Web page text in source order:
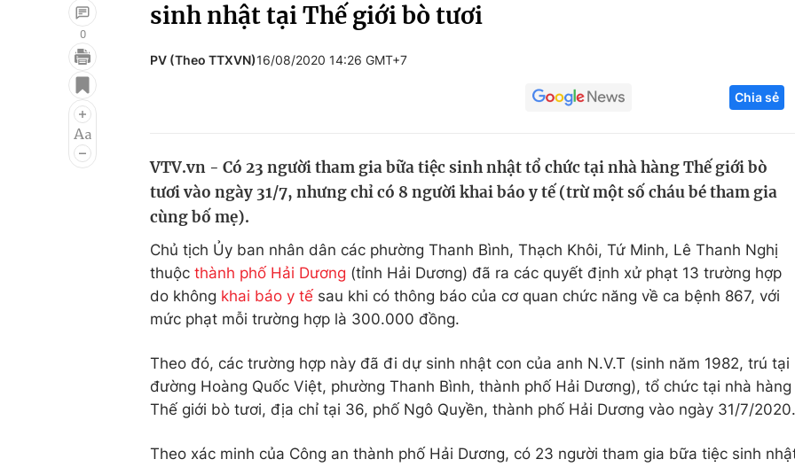
Điện ảnh
Âm nhạc
Chất lượng cuộc sống
Tuyển sinh
Hitech Công
Thị trường
0
sinh nhật tại Thế giới bò tươi
PV (Theo TTXVN)16/08/2020 14:26 GMT+7
Chia sẻ
VTV.vn - Có 23 người tham gia bữa tiệc sinh nhật tổ chức tại nhà hàng Thế giới bò
tươi vào ngày 31/7, nhưng chỉ có 8 người khai báo y tế (trừ một số cháu bé tham gia
cùng bố mẹ).
Chủ tịch Ủy ban nhân dân các phường Thanh Bình, Thạch Khôi, Tứ Minh, Lê Thanh Nghị
thuộc thành phố Hải Dương (tỉnh Hải Dương) đã ra các quyết định xử phạt 13 trường hợp
do không khai báo y tế sau khi có thông báo của cơ quan chức năng về ca bệnh 867, với
mức phạt mỗi trường hợp là 300.000 đồng.
Theo đó, các trường hợp này đã đi dự sinh nhật con của anh N.V.T (sinh năm 1982, trú tại
đường Hoàng Quốc Việt, phường Thanh Bình, thành phố Hải Dương), tổ chức tại nhà hàng
Thế giới bò tươi, địa chỉ tại 36, phố Ngô Quyền, thành phố Hải Dương vào ngày 31/7/2020.
Theo xác minh của Công an thành phố Hải Dương, có 23 người tham gia bữa tiệc sinh